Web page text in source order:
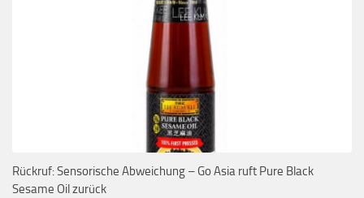
Rückruf: Sensorische Abweichung – Go Asia ruft Pure Black
Sesame Oil zurück